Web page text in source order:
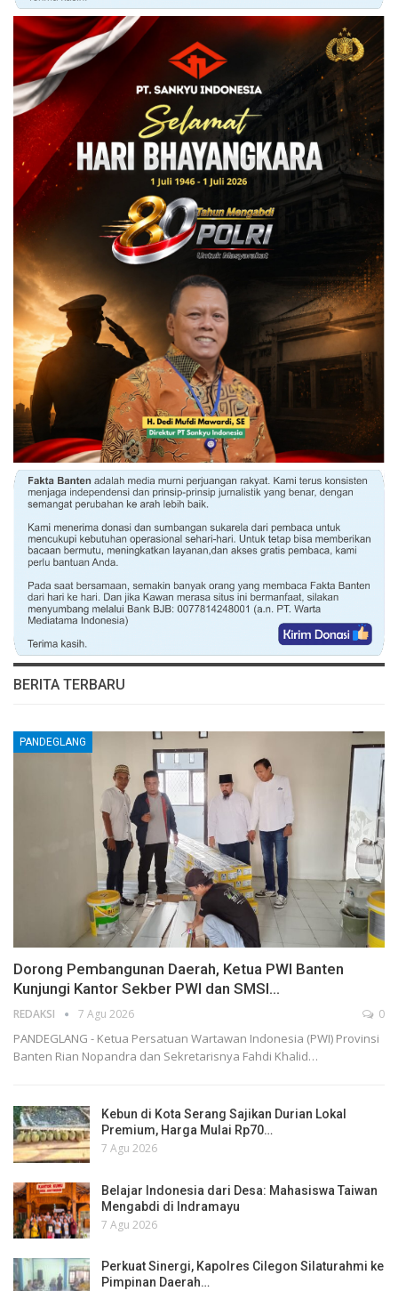
BERITA TERBARU
PANDEGLANG
Dorong Pembangunan Daerah, Ketua PWI Banten
Kunjungi Kantor Sekber PWI dan SMSI…
REDAKSI 7 Agu 2026 0
PANDEGLANG - Ketua Persatuan Wartawan Indonesia (PWI) Provinsi
Banten Rian Nopandra dan Sekretarisnya Fahdi Khalid…
Kebun di Kota Serang Sajikan Durian Lokal
Premium, Harga Mulai Rp70…
7 Agu 2026
Belajar Indonesia dari Desa: Mahasiswa Taiwan
Mengabdi di Indramayu
7 Agu 2026
Perkuat Sinergi, Kapolres Cilegon Silaturahmi ke
Pimpinan Daerah…